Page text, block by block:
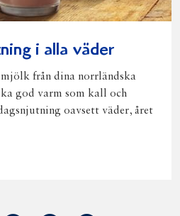
i alla väder
från dina norrländska
god varm som kall och
oavsett väder, året